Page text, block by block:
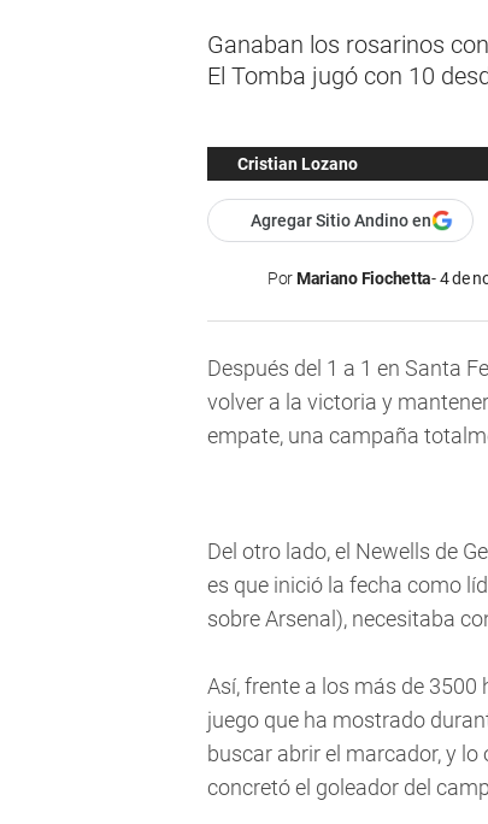
Ganaban los rosarinos
El Tomba jugó con 10
Cristian Lozano
Agregar Sitio Andino en
PorMariano Fiochetta 4 de
Después del 1 a 1 en Santa
volver a la victoria y
empate, una campaña
Del otro lado, el Newells de
es que inició la fecha como
sobre Arsenal), necesitaba
Así, frente a los más de 3500
juego que ha mostrado
buscar abrir el marcador, y lo
concretó el goleador del